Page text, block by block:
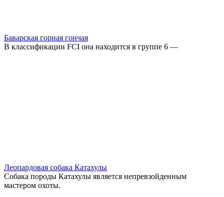
Баварская горная гончая
В классификации FCI она находится в группе 6 —
Леопардовая собака Катахулы
Собака породы Катахулы является непревзойденным
мастером охоты.